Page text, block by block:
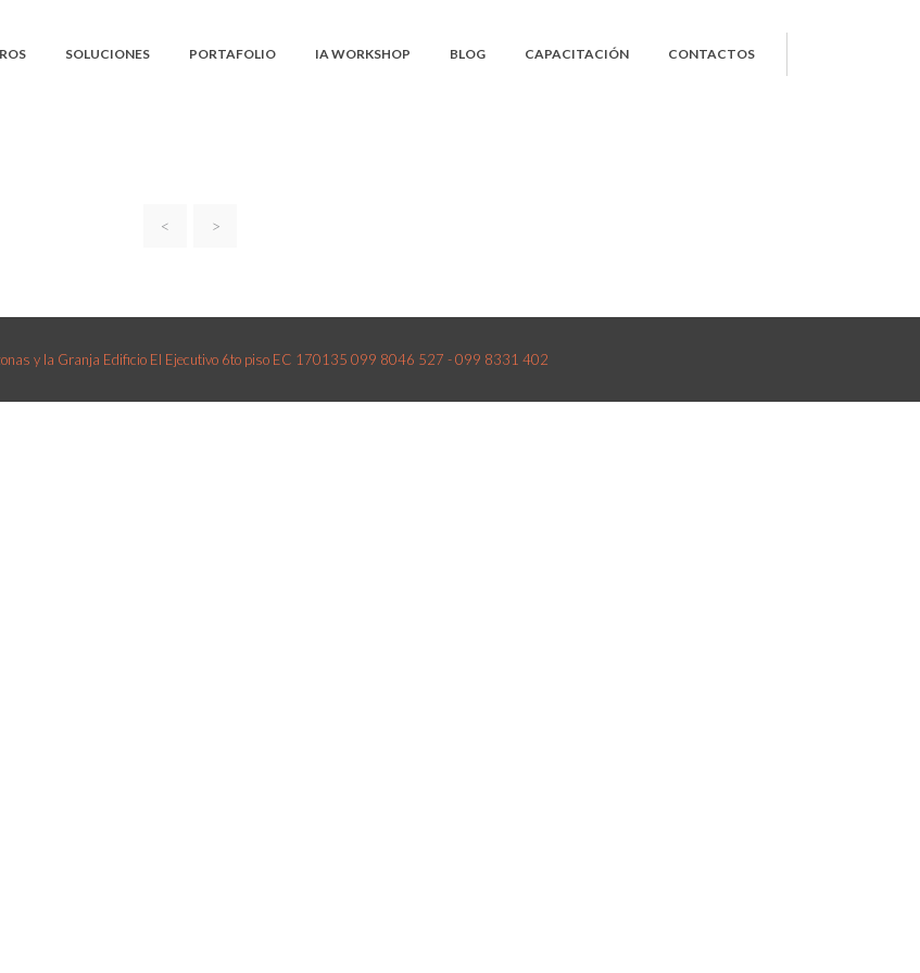
SOLUCIONES PORTAFOLIO IA WORKSHOP BLOG CAPACITACIÓN CONTACTOS
< >
y la Granja Edificio El Ejecutivo 6to piso EC 170135 099 8046 527 - 099 8331 402